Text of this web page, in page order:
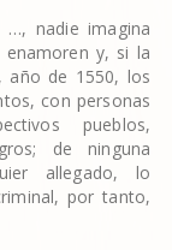
…, nadie imagina
y, si la
año de 1550, los
con personas
pueblos,
de ninguna
allegado, lo
por tanto,